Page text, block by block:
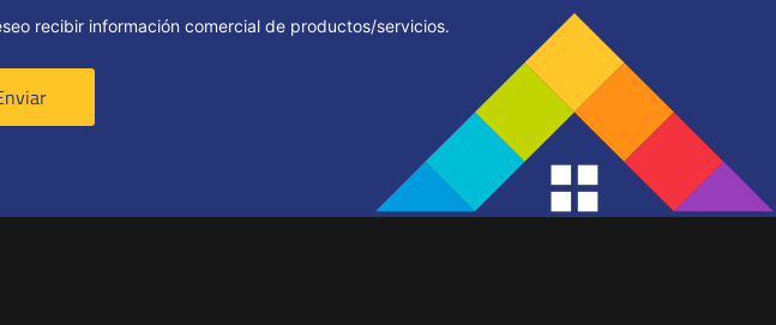
recibir información comercial de productos/servicios.